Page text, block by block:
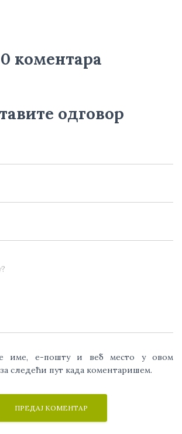
0 коментара
одговор
име, е-пошту и веб место у овом
следећи пут када коментаришем.